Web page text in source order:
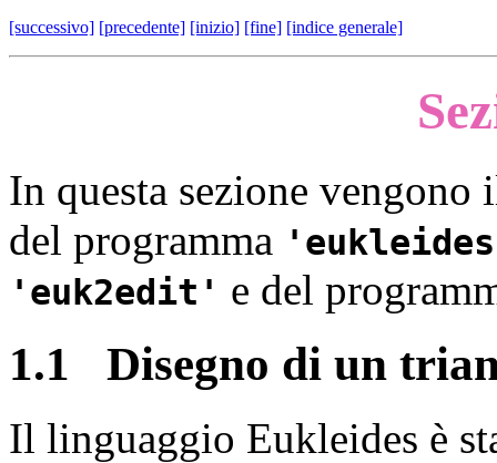
[successivo] [precedente] [inizio] [fine] [indice generale]
In questa sezione
del programma
eukleides
euk2edit
e del
1.1 Disegno di un
Il linguaggio Eukleides è